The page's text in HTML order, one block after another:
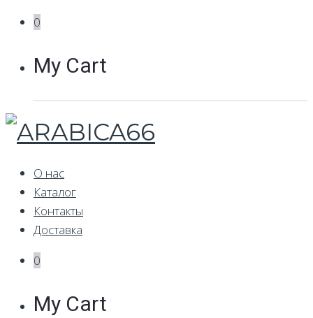
0
My Cart
О нас
Каталог
Контакты
Доставка
0
My Cart